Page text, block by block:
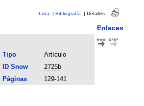
Lista | Bibliografía | Detalles
Enlaces
Tipo
Artículo
ID Snow
2725b
Páginas
129-141